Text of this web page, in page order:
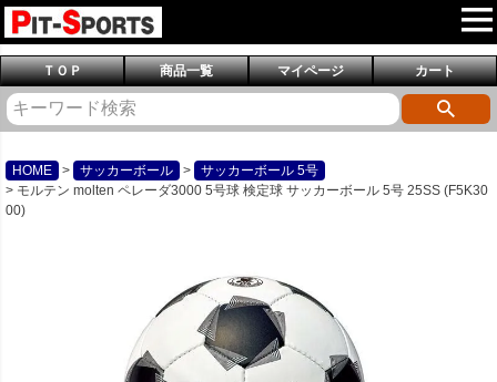
ＴＯＰ 商品一覧 マイページ カート
HOME サッカーボール
サッカーボール 5号
モルテン molten ペレーダ3000 5号球 検定球 サッカーボール 5号 25SS (F5K30
00)